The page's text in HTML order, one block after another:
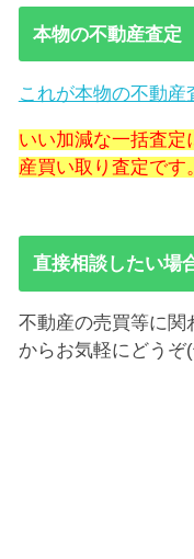
本物の不動産査定
これが本物の不動産
いい加減な一括査定
産買い取り査定です。
直接相談したい場
不動産の売買等に関
からお気軽にどう